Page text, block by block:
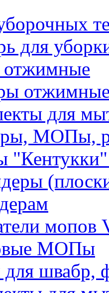
для
для
МОПы,
мопов
МОПы
швабр,